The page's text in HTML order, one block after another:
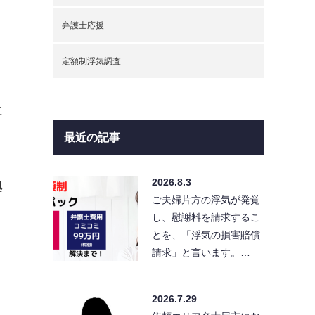
弁護士応援
定額制浮気調査
最近の記事
2026.8.3
ご夫婦片方の浮気が発覚
し、慰謝料を請求するこ
とを、「浮気の損害賠償
請求」と言います。…
2026.7.29